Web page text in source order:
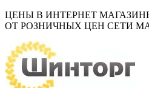
ЦЕНЫ В ИНТЕРНЕТ
ОТ РОЗНИЧНЫХ ЦЕН СЕТИ